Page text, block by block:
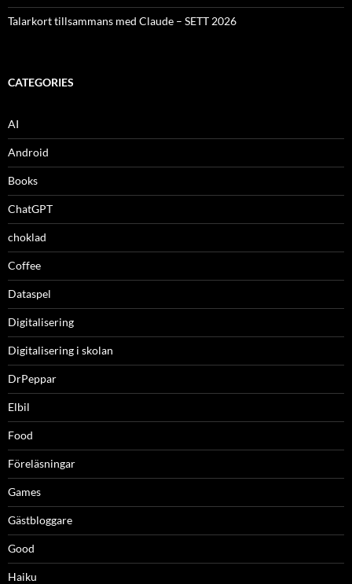
Talarkort tillsammans med Claude – SETT 2026
CATEGORIES
AI
Android
Books
ChatGPT
choklad
Coffee
Dataspel
Digitalisering
Digitalisering i skolan
DrPeppar
Elbil
Food
Föreläsningar
Games
Gästbloggare
Good
Haiku